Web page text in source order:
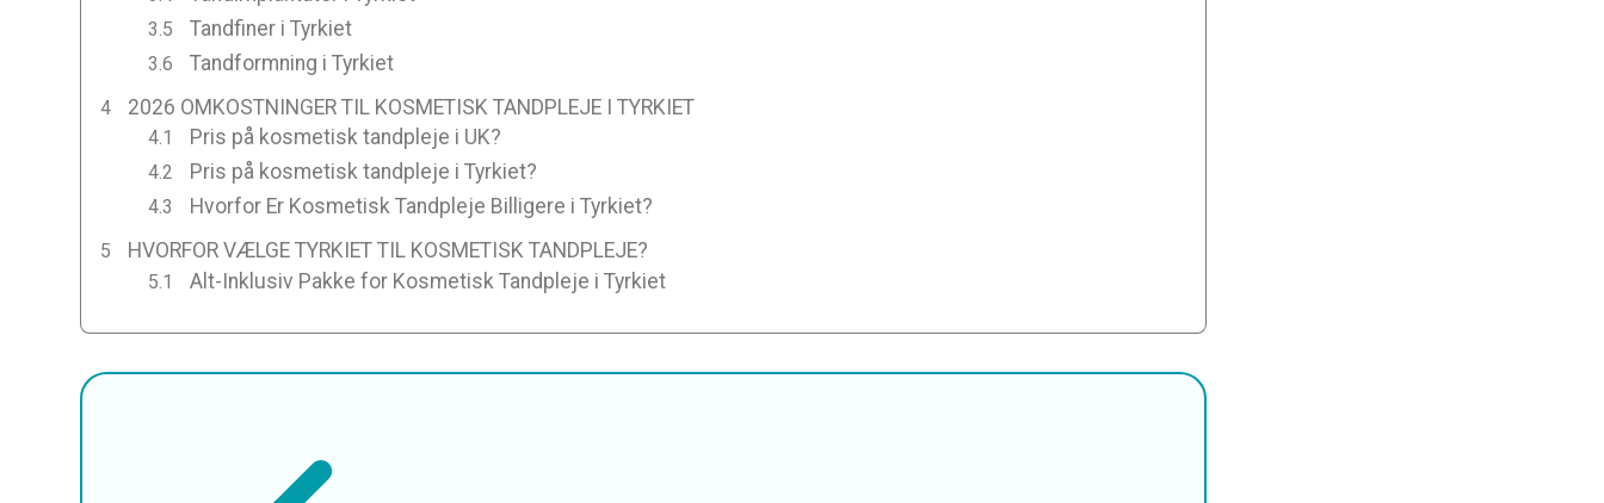
Tandfiner i Tyrkiet
Tandformning i Tyrkiet
2026 OMKOSTNINGER TIL KOSMETISK TANDPLEJE I TYRKIET
Pris på kosmetisk tandpleje i UK?
Pris på kosmetisk tandpleje i Tyrkiet?
Hvorfor Er Kosmetisk Tandpleje Billigere i Tyrkiet?
HVORFOR VÆLGE TYRKIET TIL KOSMETISK TANDPLEJE?
Alt-Inklusiv Pakke for Kosmetisk Tandpleje i Tyrkiet